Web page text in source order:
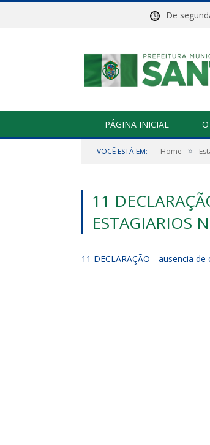
De
PÁGINA INICIAL
VOCÊ ESTÁ EM: Home »
11
ESTAGIARIOS
11 DECLARAÇÃO _ ausencia